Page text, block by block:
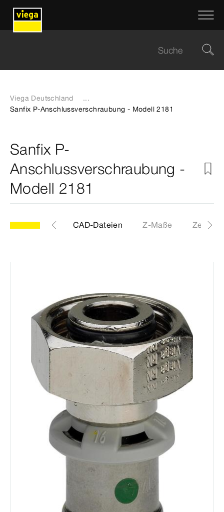
Viega Deutschland
...
Sanfix P-Anschlussverschraubung - Modell 2181
Sanfix P-
Anschlussverschraubung -
Modell 2181
Etiketten CAD-Dateien Z-Maße